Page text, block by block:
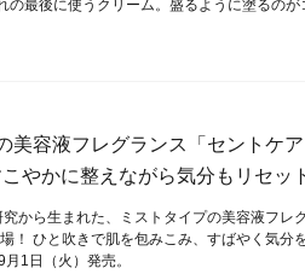
最後に使うクリーム。盛るように塗るのが
美容液フレグランス「セントケ
やかに整えながら気分もリセッ
から生まれた、ミストタイプの美容液フレ
！ ひと吹きで肌を包みこみ、すばやく気分
1日（火）発売。